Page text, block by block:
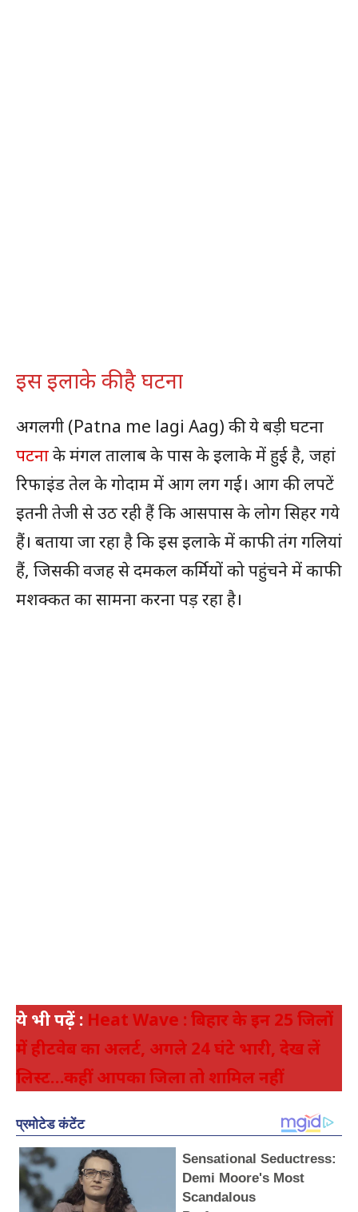
इस इलाके की है घटना
अगलगी (Patna me lagi Aag) की ये बड़ी घटना
पटनाके मंगल तालाब के पास के इलाके में हुई है, जहां
रिफाइंड तेल के गोदाम में आग लग गई। आग की लपटें
इतनी तेजी से उठ रही हैं कि आसपास के लोग सिहर गये
हैं। बताया जा रहा है कि इस इलाके में काफी तंग गलियां
हैं, जिसकी वजह से दमकल कर्मियों को पहुंचने में काफी
मशक्कत का सामना करना पड़ रहा है।
ये भी पढ़ें : Heat Wave : बिहार के इन 25 जिलों
में हीटवेब का अलर्ट, अगले 24 घंटे भारी, देख लें
लिस्ट…कहीं आपका जिला तो शामिल नहीं